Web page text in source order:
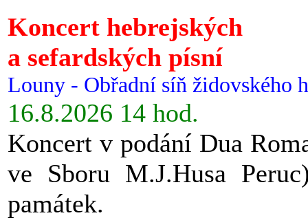
Koncert hebrejských
a sefardských písní
Louny - Obřadní síň židovského
16.8.2026 14 hod.
Koncert v podání Dua
ve Sboru M.J.Husa
památek.